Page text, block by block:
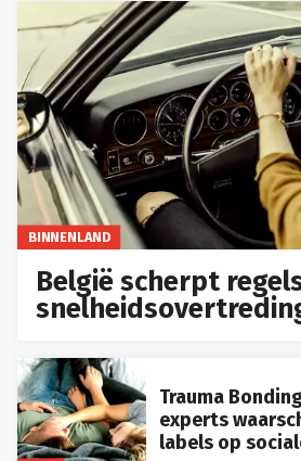
BINNENLAND
België scherpt
Trauma
experts
labels op